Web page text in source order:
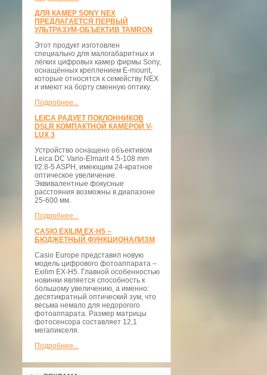
ДЛЯ КАМЕР SONY NEX
ПРЕДЛАГАЕТСЯ ПЕРВЫЙ
УЛЬТРАЗУМ-ОБЪЕКТИВ TAMRON
Этот продукт изготовлен
специально для малогабаритных и
лёгких цифровых камер фирмы Sony,
оснащённых креплением E-mount,
которые относятся к семейству NEX
и имеют на борту сменную оптику.
Подробнее...
LEICA РАДУЕТ ПОКЛОННИКОВ
DSLR КОМПАКТНОЙ КАМЕРОЙ V-
LUX 3
Устройство оснащено объективом
Leica DC Vario-Elmarit 4.5-108 mm
f/2.8-5 ASPH, имеющим 24-кратное
оптическое увеличение.
Эквивалентные фокусные
расстояния возможны в диапазоне
25-600 мм.
Подробнее...
CASIO EXILIM EX-H5 –
БЮДЖЕТНЫЙ ФУНКЦИОНАЛИЗМ
Casio Europe представил новую
модель цифрового фотоаппарата –
Exilim EX-H5. Главной особенностью
новинки является способность к
большому увеличению, а именно:
десятикратный оптический зум, что
весьма немало для недорогого
фотоаппарата. Размер матрицы
фотосенсора составляет 12,1
мегапикселя.
Подробнее...